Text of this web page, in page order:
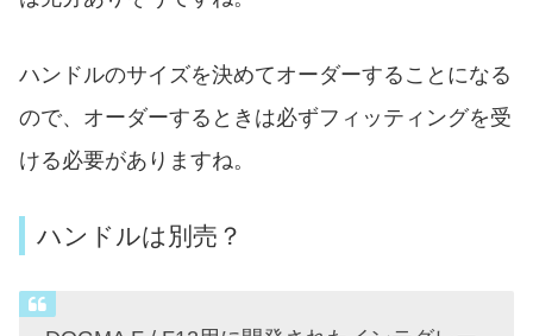
ハンドルのサイズを決めてオーダーすることになる
ので、オーダーするときは必ずフィッティングを受
ける必要がありますね。
ハンドルは別売？